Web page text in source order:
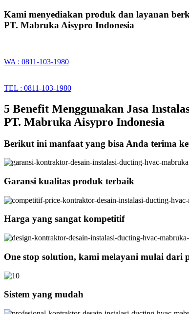
Kami menyediakan produk dan layanan
PT. Mabruka Aisypro Indonesia
WA : 0811-103-1980
TEL : 0811-103-1980
5 Benefit Menggunakan Jasa
PT. Mabruka Aisypro Indonesia
Berikut ini manfaat yang bisa Anda terima
Garansi kualitas produk terbaik
Harga yang sangat kompetitif
One stop solution, kami melayani mulai dari
Sistem yang mudah